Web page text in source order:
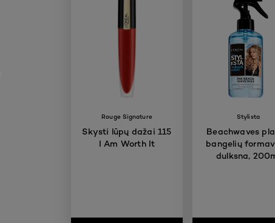
Rouge Signature
Skysti lūpų dažai 115
I Am Worth It
Stylista
Beachwaves
bangelių
dulksna,